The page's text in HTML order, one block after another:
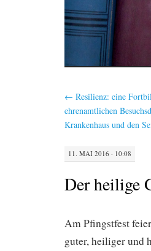
← Resilienz: eine
ehrenamtlichen
Krankenhaus und den
11. MAI 2016 · 10:08
Der heilige
Am Pfingstfest
guter, heiliger und